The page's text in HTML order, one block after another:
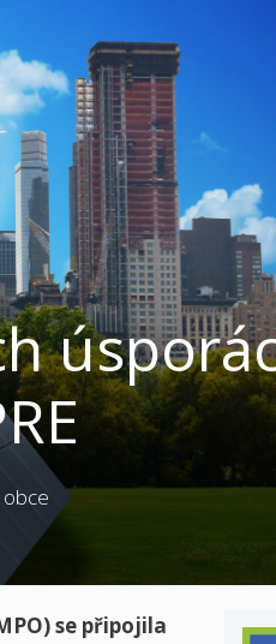
obce
se připojila